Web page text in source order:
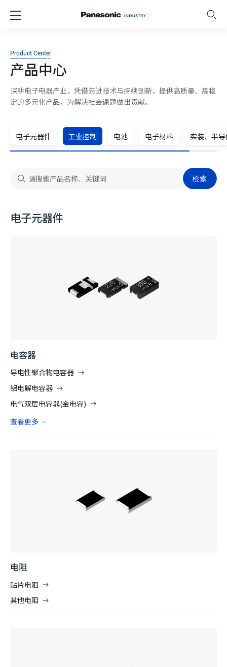
Product Center
产品中心
深耕电子电器产业，凭借先进技术与持续创新，提供高质量、高稳
定的多元化产品，为解决社会课题做出贡献。
电子元器件 工业控制 电池 电子材料 实装、半
检索
电子元器件
电容器
导电性聚合物电容器
铝电解电容器
电气双层电容器(金电容)
查看更多
电阻
贴片电阻
其他电阻